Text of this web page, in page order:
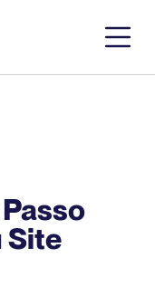
Site